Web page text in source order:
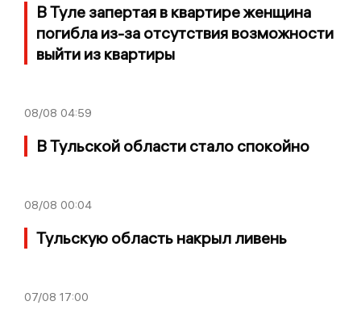
В Туле запертая в квартире женщина
погибла из-за отсутствия возможности
выйти из квартиры
08/08 04:59
В Тульской области стало спокойно
08/08 00:04
Тульскую область накрыл ливень
07/08 17:00